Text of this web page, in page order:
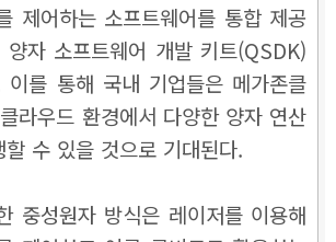
제어하는 소프트웨어를 통합 제공
양자 소프트웨어 개발 키트(QSDK)
이를 통해 국내 기업들은 메가존클
라우드 환경에서 다양한 양자 연산
수 있을 것으로 기대된다.
중성원자 방식은 레이저를 이용해